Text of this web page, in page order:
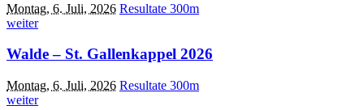
Montag, 6. Juli, 2026 Resultate 300m
weiter
Walde – St. Gallenkappel 2026
Montag, 6. Juli, 2026 Resultate 300m
weiter